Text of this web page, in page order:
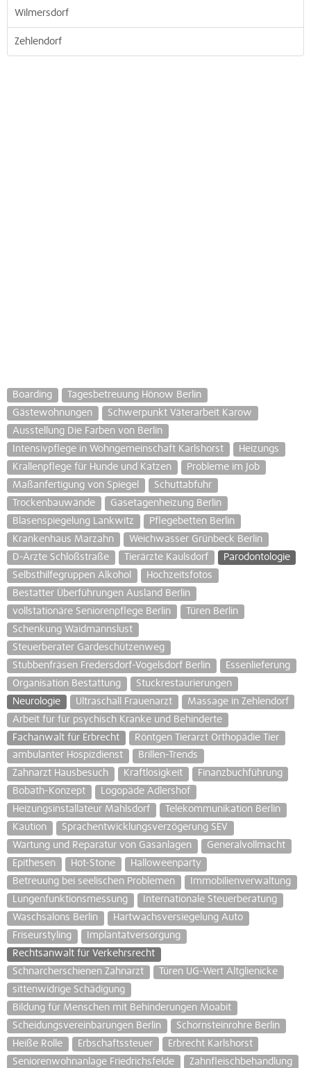
Wilmersdorf
Zehlendorf
Boarding
Tagesbetreuung Hönow Berlin
Gästewohnungen
Schwerpunkt Väterarbeit Karow
Ausstellung Die Farben von Berlin
Intensivpflege in Wohngemeinschaft Karlshorst
Heizungs
Krallenpflege für Hunde und Katzen
Probleme im Job
Maßanfertigung von Spiegel
Schuttabfuhr
Trockenbauwände
Gasetagenheizung Berlin
Blasenspiegelung Lankwitz
Pflegebetten Berlin
Krankenhaus Marzahn
Weichwasser Grünbeck Berlin
D-Ärzte Schloßstraße
Tierärzte Kaulsdorf
Parodontologie
Selbsthilfegruppen Alkohol
Hochzeitsfotos
Bestatter Überführungen Ausland Berlin
vollstationäre Seniorenpflege Berlin
Türen Berlin
Schenkung Waidmannslust
Steuerberater Gardeschützenweg
Stubbenfräsen Fredersdorf-Vogelsdorf Berlin
Essenlieferung
Organisation Bestattung
Stuckrestaurierungen
Neurologie
Ultraschall Frauenarzt
Massage in Zehlendorf
Arbeit für für psychisch Kranke und Behinderte
Fachanwalt für Erbrecht
Röntgen Tierarzt Orthopädie Tier
ambulanter Hospizdienst
Brillen-Trends
Zahnarzt Hausbesuch
Kraftlosigkeit
Finanzbuchführung
Bobath-Konzept
Logopäde Adlershof
Heizungsinstallateur Mahlsdorf
Telekommunikation Berlin
Kaution
Sprachentwicklungsverzögerung SEV
Wartung und Reparatur von Gasanlagen
Generalvollmacht
Epithesen
Hot-Stone
Halloweenparty
Betreuung bei seelischen Problemen
Immobilienverwaltung
Lungenfunktionsmessung
Internationale Steuerberatung
Waschsalons Berlin
Hartwachsversiegelung Auto
Friseurstyling
Implantatversorgung
Rechtsanwalt für Verkehrsrecht
Schnarcherschienen Zahnarzt
Türen UG-Wert Altglienicke
sittenwidrige Schädigung
Bildung für Menschen mit Behinderungen Moabit
Scheidungsvereinbarungen Berlin
Schornsteinrohre Berlin
Heiße Rolle
Erbschaftssteuer
Erbrecht Karlshorst
Seniorenwohnanlage Friedrichsfelde
Zahnfleischbehandlung